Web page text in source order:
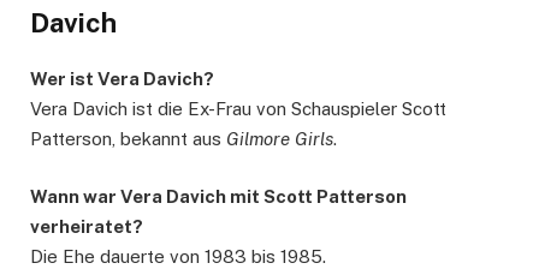
Davich
Wer ist Vera Davich?
Vera Davich ist die Ex-Frau von Schauspieler Scott
Patterson, bekannt aus Gilmore Girls.
Wann war Vera Davich mit Scott Patterson
verheiratet?
Die Ehe dauerte von 1983 bis 1985.